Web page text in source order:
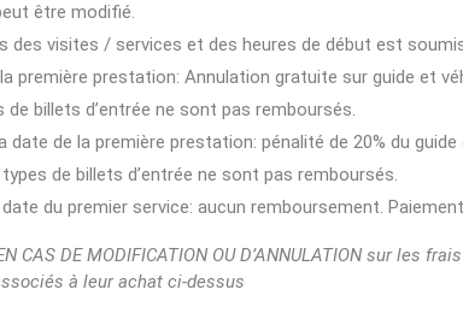
être modifié.
des visites / services et des heures de début est
première prestation: Annulation gratuite sur guide et
billets d’entrée ne sont pas remboursés.
date de la première prestation: pénalité de 20% du guide
de billets d’entrée ne sont pas remboursés.
du premier service: aucun remboursement.
CAS DE MODIFICATION OU D’ANNULATION sur les
à leur achat ci-dessus